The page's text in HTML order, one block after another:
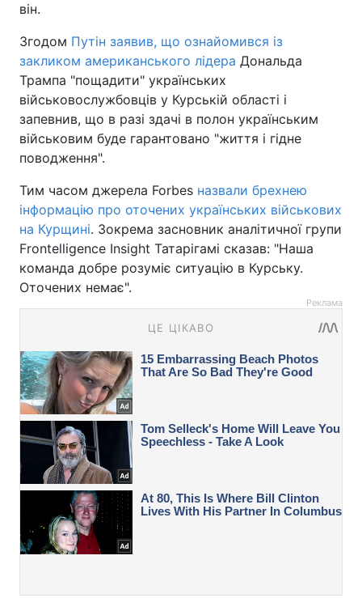
він.
Згодом Путін заявив, що ознайомився із
закликом американського лідера Дональда
Трампа "пощадити" українських
військовослужбовців у Курській області і
запевнив, що в разі здачі в полон українським
військовим буде гарантовано "життя і гідне
поводження".
Тим часом джерела Forbes назвали брехнею
інформацію про оточених українських військових
на Курщині. Зокрема засновник аналітичної групи
Frontelligence Insight Татарігамі сказав: "Наша
команда добре розуміє ситуацію в Курську.
Оточених немає".
Реклама